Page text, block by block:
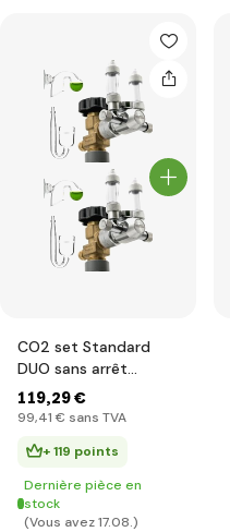
CO2 set Standard
DUO sans arrêt
nocturne avec
bouteille de 5l avec
119,29 €
99,41 € sans TVA
+ 119 points
Dernière pièce en
stock
(Vous avez 17.08.)